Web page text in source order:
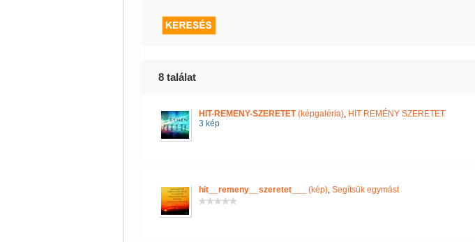
8 találat
HIT-REMENY-SZERETET(képgaléria), HIT REMÉNY SZERETET
3 kép
hit__remeny__szeretet___ (kép), Segítsük egymást